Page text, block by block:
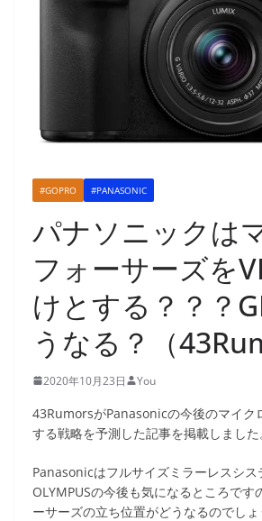
#GOPRO #PANASONIC
パナソニックは
フォーサーズを
けとする？？？
うなる？（
2020年10月23日 You
43RumorsがPanasonicの今後のマイク
する戦略を予測した記事を掲載しました
Panasonicはフルサイズミラーレスシス
OLYMPUSの今後も気になるところです
ーサーズの立ち位置がどうなるのでしょ